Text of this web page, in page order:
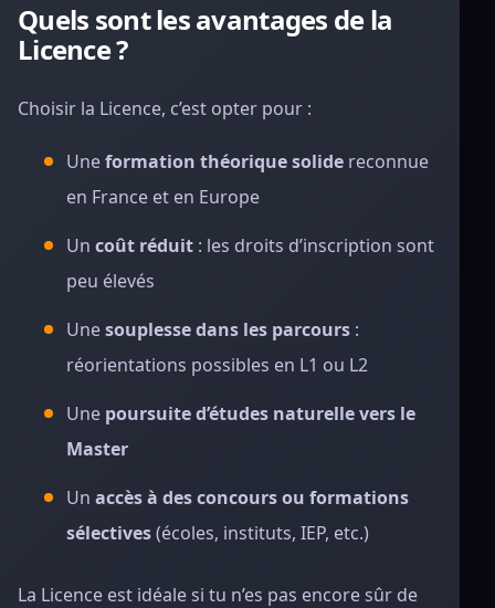
Quels sont les avantages de la
Licence ?
Choisir la Licence, c’est opter pour :
Uneformation théorique solide reconnue
en France et en Europe
Un coût réduit : les droits d’inscription sont
peu élevés
Unesouplesse dans les parcours :
réorientations possibles en L1 ou L2
Une poursuite d’études naturelle vers le
Master
Un accès à des concours ou formations
sélectives(écoles, instituts, IEP, etc.)
La Licence est idéale si tu n’es pas encore sûr de